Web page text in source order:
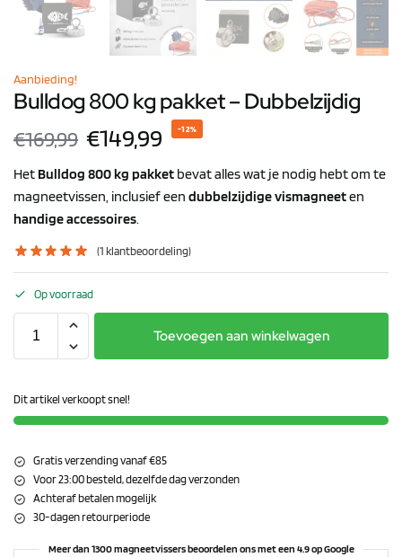
Aanbieding!
Bulldog 800 kg pakket – Dubbelzijdig
€169,99 €149,99 -12%
Het Bulldog 800 kg pakket bevat alles wat je nodig hebt om te
magneetvissen, inclusief een dubbelzijdige vismagneeten
handige accessoires.
(1 klantbeoordeling)
Op voorraad
Toevoegen aan winkelwagen
Dit artikel verkoopt snel!
Gratis verzending vanaf €85
Voor 23:00 besteld, dezelfde dag verzonden
Achteraf betalen mogelijk
30-dagen retourperiode
Meer dan 1300 magneetvissers beoordelen ons met een 4.9 op Google